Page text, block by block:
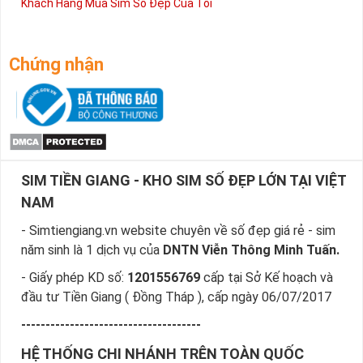
Khách Hàng Mua Sim Số Đẹp Của Tôi
Chứng nhận
SIM TIỀN GIANG - KHO SIM SỐ ĐẸP LỚN TẠI VIỆT
NAM
- Simtiengiang.vn website chuyên về số đẹp giá rẻ - sim
năm sinh là 1 dịch vụ của DNTN Viễn Thông Minh Tuấn.
- Giấy phép KD số: 1201556769 cấp tại Sở Kế hoạch và
đầu tư Tiền Giang ( Đồng Tháp ), cấp ngày 06/07/2017
-------------------------------------
HỆ THỐNG CHI NHÁNH TRÊN TOÀN QUỐC